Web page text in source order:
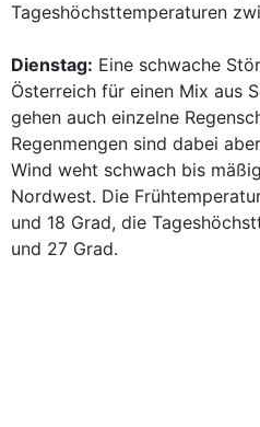
Tageshöchsttemperaturen
Dienstag: Eine schwache
Österreich für einen Mix aus
gehen auch einzelne
Regenmengen sind dabei
Wind weht schwach bis
Nordwest. Die
und 18 Grad, die
und 27 Grad.